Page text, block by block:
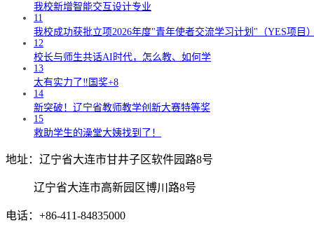
我校新增智能交互设计专业
11
我校成功获批立项2026年度"青年使者交流学习计划"（YES项目）
12
校长与师生共话AI时代，怎么教、如何学
13
太有实力了‼️国奖+8
14
新突破！辽宁省教师教学创新大赛特等奖
15
救助学生的澡堂大姨找到了！
地址：辽宁省大连市甘井子区软件园路8号
辽宁省大连市高新园区博川路8号
电话：+86-411-84835000